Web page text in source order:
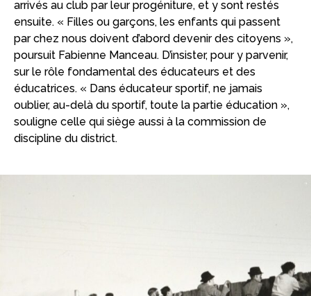
arrivés au club par leur progéniture, et y sont restés
ensuite. « Filles ou garçons, les enfants qui passent
par chez nous doivent d’abord devenir des citoyens »,
poursuit Fabienne Manceau. D’insister, pour y parvenir,
sur le rôle fondamental des éducateurs et des
éducatrices. « Dans éducateur sportif, ne jamais
oublier, au-delà du sportif, toute la partie éducation »,
souligne celle qui siège aussi à la commission de
discipline du district.